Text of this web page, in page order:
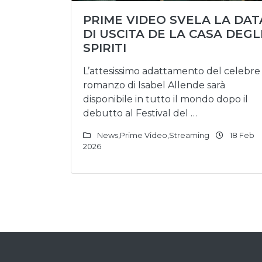
PRIME VIDEO SVELA LA
DI USCITA DE LA CASA
SPIRITI
L’attesissimo adattamento del celebre
romanzo di Isabel Allende sarà
disponibile in tutto il mondo dopo il
debutto al Festival del …
News Prime Video Streaming
18 Feb
2026